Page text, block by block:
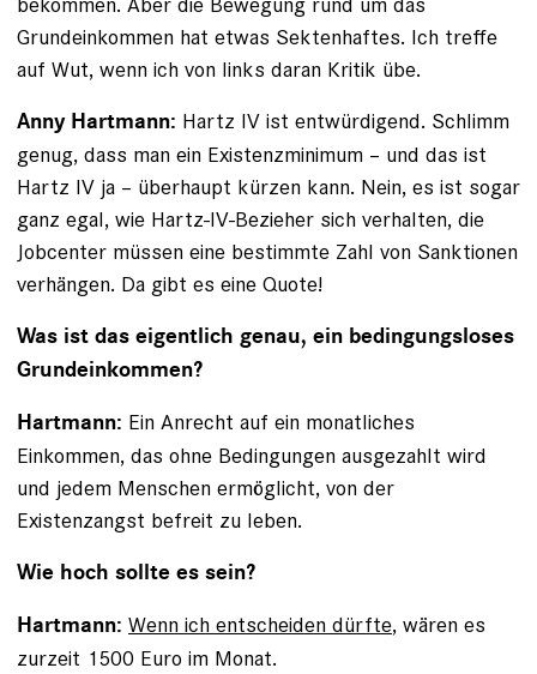
Grundeinkommen hat etwas Sektenhaftes. Ich treffe
auf Wut, wenn ich von links ­daran Kritik übe.
Anny Hartmann: Hartz IV ist entwürdigend. Schlimm
genug, dass man ein Existenzminimum – und das ist
Hartz IV ja – überhaupt kürzen kann. Nein, es ist sogar
ganz egal, wie Hartz-IV-Bezieher sich verhalten, die
Jobcenter müssen eine bestimmte Zahl von Sanktionen
verhängen. Da gibt es eine Quote!
Was ist das eigentlich genau, ein bedingungsloses
Grundeinkommen?
Hartmann: Ein Anrecht auf ein monatliches
Einkommen, das ohne Bedingungen ausgezahlt wird
und jedem Menschen ermöglicht, von der
Existenzangst befreit zu leben.
Wie hoch sollte es sein?
Hartmann: Wenn ich entscheiden dürfte, wären es
zurzeit 1500 Euro im Monat.